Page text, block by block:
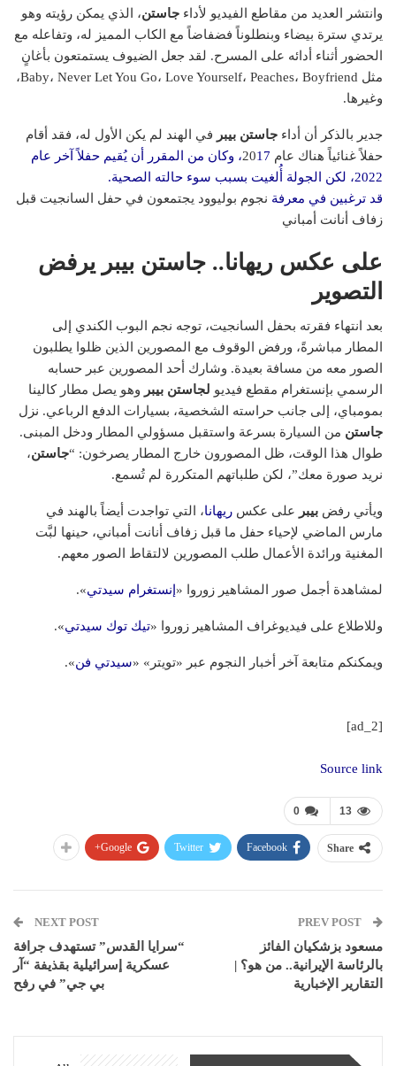
وانتشر العديد من مقاطع الفيديو لأداء جاستن، الذي يمكن رؤيته وهو
يرتدي سترة بيضاء وبنطلوناً فضفاضاً مع الكاب المميز له، وتفاعله مع
الحضور أثناء أدائه على المسرح. لقد جعل الضيوف يستمتعون بأغانٍ
مثل Baby، Never Let You Go، Love Yourself، Peaches، Boyfriend،
وغيرها.
جدير بالذكر أن أداء جاستن بيبر في الهند لم يكن الأول له، فقد أقام
حفلاً غنائياً هناك عام 20
17، وكان من المقرر أن يُقيم حفلاً آخر عام
2022، لكن الجولة أُلغيت بسبب سوء حالته الصحية.
قد ترغبين في معرفة نجوم بوليوود يجتمعون في حفل السانجيت قبل
زفاف أنانت أمباني
على عكس ريهانا.. جاستن بيبر يرفض
التصوير
بعد انتهاء فقرته بحفل السانجيت، توجه نجم البوب الكندي إلى
المطار مباشرةً، ورفض الوقوف مع المصورين الذين ظلوا يطلبون
الصور معه من مسافة بعيدة. وشارك أحد المصورين عبر حسابه
الرسمي بإنستغرام مقطع فيديو لجاستن بيبر وهو يصل مطار كالينا
بمومباي، إلى جانب حراسته الشخصية، بسيارات الدفع الرباعي. نزل
جاستن من السيارة بسرعة واستقبل مسؤولي المطار ودخل المبنى.
طوال هذا الوقت، ظل المصورون خارج المطار يصرخون: “جاستن،
نريد صورة معك”، لكن طلباتهم المتكررة لم تُسمع.
ويأتي رفض بيبر على عكس ريهانا، التي تواجدت أيضاً بالهند في
مارس الماضي لإحياء حفل ما قبل زفاف أنانت أمباني، حينها لبَّت
المغنية ورائدة الأعمال طلب المصورين لالتقاط الصور معهم.
لمشاهدة أجمل صور المشاهير زوروا « إنستغرام سيدتي».
وللاطلاع على فيديوغراف المشاهير زوروا «تيك توك سيدتي».
ويمكنكم متابعة آخر أخبار النجوم عبر «تويتر» «سيدتي فن».
[ad_2]
Source link
0 13
Share
Facebook
Twitter
Google+
مسعود بزشكيان الفائز
بالرئاسة الإيرانية.. من هو؟ |
التقارير الإخبارية
NEXT POST
“سرايا القدس” تستهدف جرافة
عسكرية إسرائيلية بقذيفة “آر
بي جي” في رفح